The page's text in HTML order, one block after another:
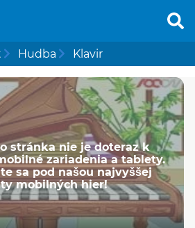
Hudba Klavir
stránka nie je doteraz k
zariadenia a tablety.
sa pod našou najvyššej
mobilných hier!